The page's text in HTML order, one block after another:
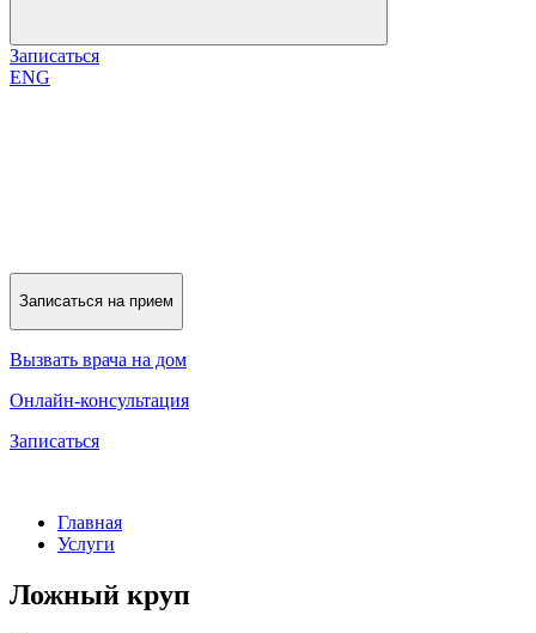
Записаться
ENG
Записаться на прием
Вызвать врача на дом
Онлайн-консультация
Записаться
Главная
Услуги
Ложный круп